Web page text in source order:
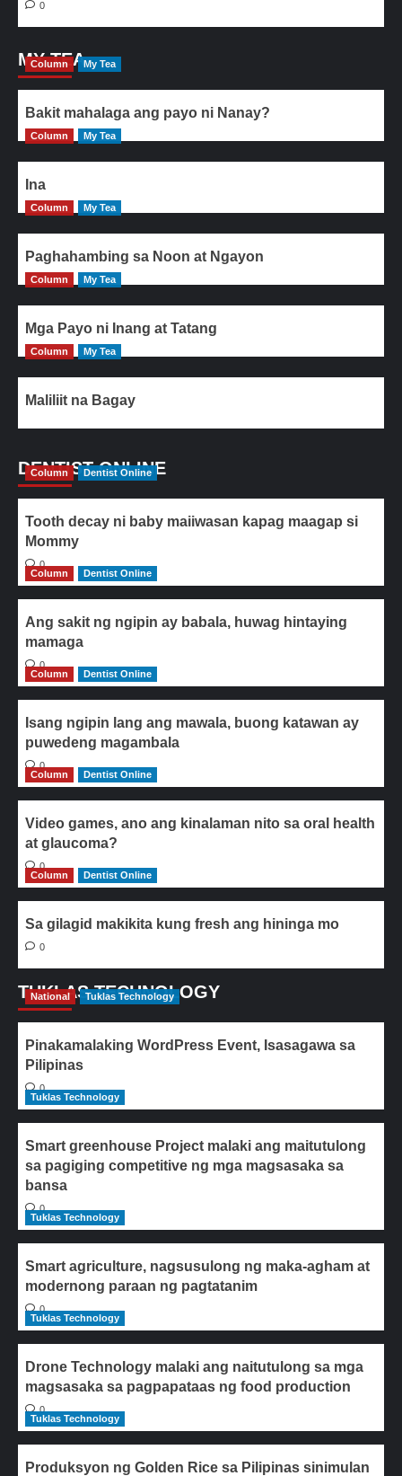
0
MY TEA
Column My Tea
Bakit mahalaga ang payo ni Nanay?
Column My Tea
Ina
Column My Tea
Paghahambing sa Noon at Ngayon
Column My Tea
Mga Payo ni Inang at Tatang
Column My Tea
Maliliit na Bagay
DENTIST ONLINE
Column Dentist Online
Tooth decay ni baby maiiwasan kapag maagap si
Mommy
0
Column
Dentist Online
Ang sakit ng ngipin ay babala, huwag hintaying
mamaga
0
Column
Dentist Online
Isang ngipin lang ang mawala, buong katawan ay
puwedeng magambala
0
Column
Dentist Online
Video games, ano ang kinalaman nito sa oral health
at glaucoma?
0
Column
Dentist Online
Sa gilagid makikita kung fresh ang hininga mo
0
TUKLAS TECHNOLOGY
National Tuklas Technology
Pinakamalaking WordPress Event, Isasagawa sa
Pilipinas
0
Tuklas Technology
Smart greenhouse Project malaki ang maitutulong
sa pagiging competitive ng mga magsasaka sa
bansa
0
Tuklas Technology
Smart agriculture, nagsusulong ng maka-agham at
modernong paraan ng pagtatanim
0
Tuklas Technology
Drone Technology malaki ang naitutulong sa mga
magsasaka sa pagpapataas ng food production
0
Tuklas Technology
Produksyon ng Golden Rice sa Pilipinas sinimulan